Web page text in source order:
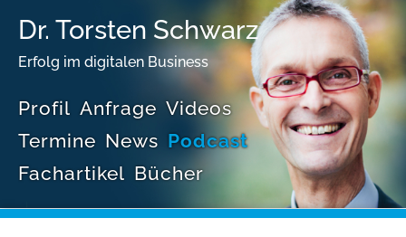
Dr. Torsten Schwarz
Erfolg im digitalen Business
Profil Anfrage Videos
Termine News Podcast
Fachartikel Bücher